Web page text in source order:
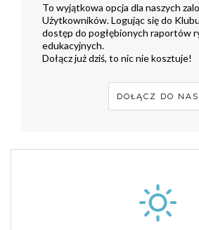
To wyjątkowa opcja dla naszych
Użytkowników. Logując się do
dostęp do pogłębionych raportów
edukacyjnych.
Dołącz już dziś, to nic nie kosztuje!
DOŁĄCZ DO NAS